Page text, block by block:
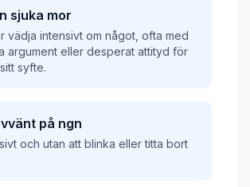
sjuka mor
vädja intensivt om något, ofta med
argument eller desperat attityd för
syfte.
på ngn
och utan att blinka eller titta bort